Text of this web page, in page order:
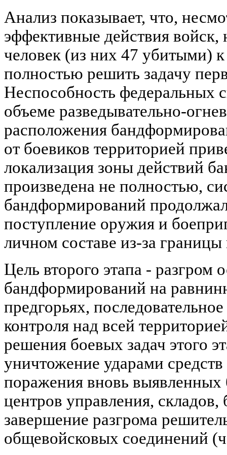
Анализ показывает, что,
эффективные действия войск,
человек (из них 47 убитыми) к
полностью решить задачу
Неспособность федеральных
объеме разведывательно-
расположения
от боевиков территорией
локализация зоны действий
произведена не полностью,
бандформирований
поступление оружия и
личном составе из-за
Цель второго этапа - разгром
бандформирований на
предгорьях,
контроля над всей
решения боевых задач этого
уничтожение ударами средств
поражения вновь
центров управления, складов,
завершение разгрома
общевойсковых соединений